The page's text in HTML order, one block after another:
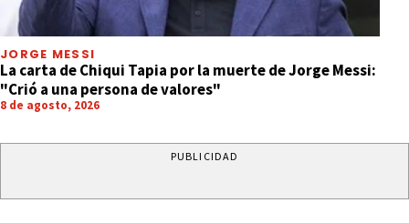
JORGE MESSI
La carta de Chiqui Tapia por la muerte de Jorge Messi:
"Crió a una persona de valores"
8 de agosto, 2026
PUBLICIDAD